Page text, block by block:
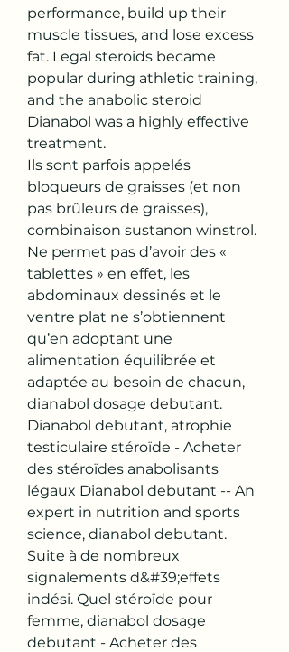
performance, build up their
muscle tissues, and lose excess
fat. Legal steroids became
popular during athletic training,
and the anabolic steroid
Dianabol was a highly effective
treatment.
Ils sont parfois appelés
bloqueurs de graisses (et non
pas brûleurs de graisses),
combinaison sustanon winstrol.
Ne permet pas d’avoir des «
tablettes » en effet, les
abdominaux dessinés et le
ventre plat ne s’obtiennent
qu’en adoptant une
alimentation équilibrée et
adaptée au besoin de chacun,
dianabol dosage debutant.
Dianabol debutant, atrophie
testiculaire stéroïde - Acheter
des stéroïdes anabolisants
légaux Dianabol debutant -- An
expert in nutrition and sports
science, dianabol debutant.
Suite à de nombreux
signalements d&#39;effets
indési. Quel stéroïde pour
femme, dianabol dosage
debutant - Acheter des